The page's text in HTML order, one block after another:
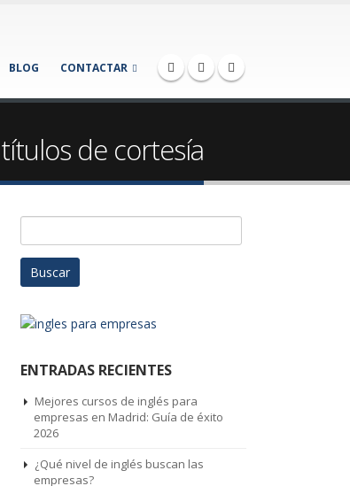
BLOG CONTACTAR
de cortesía
ENTRADAS RECIENTES
Mejores cursos de inglés para
empresas en Madrid: Guía de éxito
2026
¿Qué nivel de inglés buscan las
empresas?